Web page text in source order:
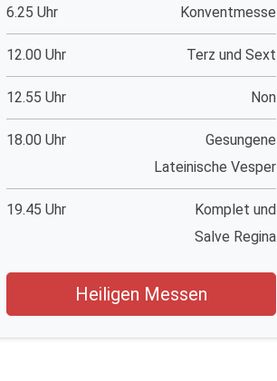
6.25 Uhr Konventmesse
12.00 Uhr Terz und Sext
12.55 Uhr Non
18.00 Uhr
Gesungene
Lateinische Vesper
19.45 Uhr
Komplet und
Salve Regina
Heiligen Messen